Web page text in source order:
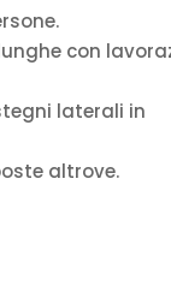
con
laterali in
altrove.